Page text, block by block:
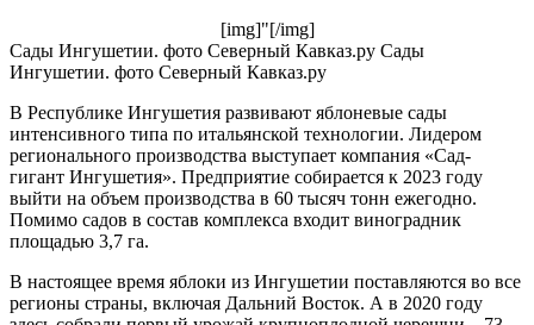
[img]"[/img]
Сады Ингушетии. фото Северный Кавказ.ру Сады
Ингушетии. фото Северный Кавказ.ру
В Республике Ингушетия развивают яблоневые сады
интенсивного типа по итальянской технологии. Лидером
регионального производства выступает компания «Сад-
гигант Ингушетия». Предприятие собирается к 2023 году
выйти на объем производства в 60 тысяч тонн ежегодно.
Помимо садов в состав комплекса входит виноградник
площадью 3,7 га.
В настоящее время яблоки из Ингушетии поставляются во все
регионы страны, включая Дальний Восток. А в 2020 году